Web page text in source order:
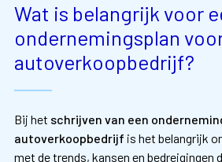
Wat is belangrijk voor
ondernemingsplan
autoverkoopbedrijf?
Bij het schrijven van een
autoverkoopbedrijf is het belangrijk
met de trends, kansen en bedreigingen